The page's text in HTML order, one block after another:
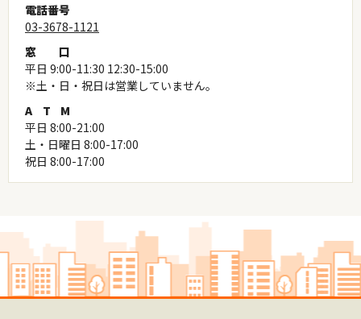
電話番号
03-3678-1121
窓
口
平日 9:00-11:30 12:30-15:00
※土・日・祝日は営業していません。
A
T
M
平日 8:00-21:00
土・日曜日 8:00-17:00
祝日 8:00-17:00